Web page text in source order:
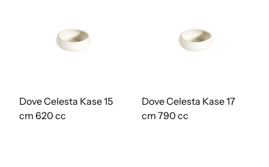
Dove Celesta Kase 15
cm 620 cc
Dove Celesta Kase 17
cm 790 cc